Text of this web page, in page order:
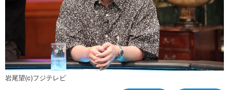
岩尾望(c)フジテレビ